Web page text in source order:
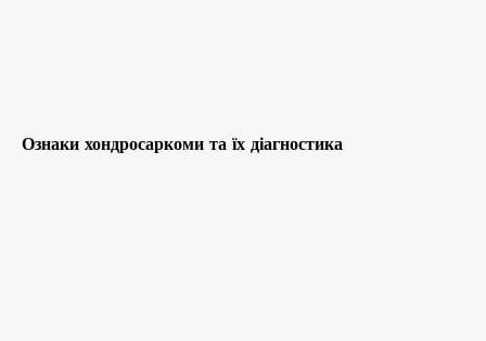
Ознаки хондросаркоми та їх діагностика